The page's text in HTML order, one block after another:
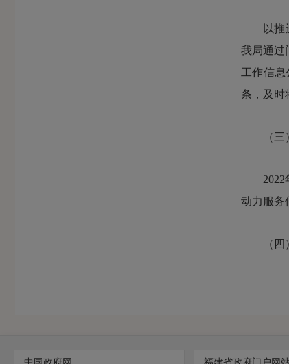
以推进
我局通过
工作信息
条，及时
（三）
2022年
动力服务
（四）